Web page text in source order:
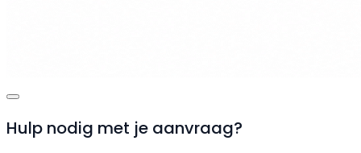
Hulp nodig met je aanvraag?